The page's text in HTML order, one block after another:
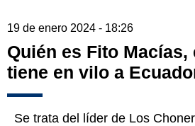
19 de enero 2024 - 18:26
Quién es Fito Macías,
tiene en vilo a
Se trata del líder de Los